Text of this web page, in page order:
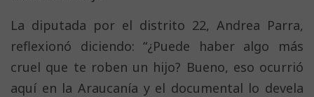
La diputada por el distrito 22, Andrea Parra,
reflexionó diciendo: “¿Puede haber algo más
cruel que te roben un hijo? Bueno, eso ocurrió
aquí en la Araucanía y el documental lo devela